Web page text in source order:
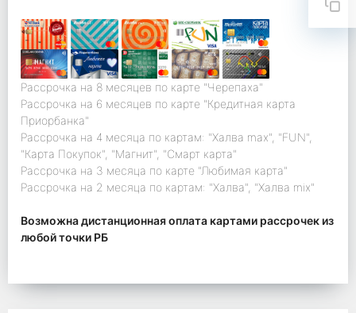
Рассрочка на 8 месяцев по карте "Черепаха"
Рассрочка на 6 месяцев по карте "Кредитная карта
Приорбанка"
Рассрочка на 4 месяца по картам: "Халва max", "FUN",
"Карта Покупок", "Магнит", "Смарт карта"
Рассрочка на 3 месяца по карте "Любимая карта"
Рассрочка на 2 месяца по картам: "Халва", "Халва mix"
Возможна дистанционная оплата картами рассрочек из
любой точки РБ